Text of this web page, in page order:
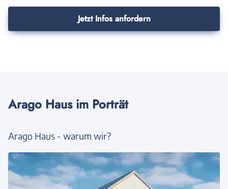
Jetzt Infos anfordern
Arago Haus im Porträt
Arago Haus - warum wir?